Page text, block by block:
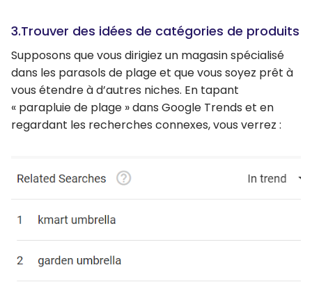
3.Trouver des idées de catégories de produits
Supposons que vous dirigiez un magasin spécialisé
dans les parasols de plage et que vous soyez prêt à
vous étendre à d’autres niches. En tapant
« parapluie de plage » dans Google Trends et en
regardant les recherches connexes, vous verrez :